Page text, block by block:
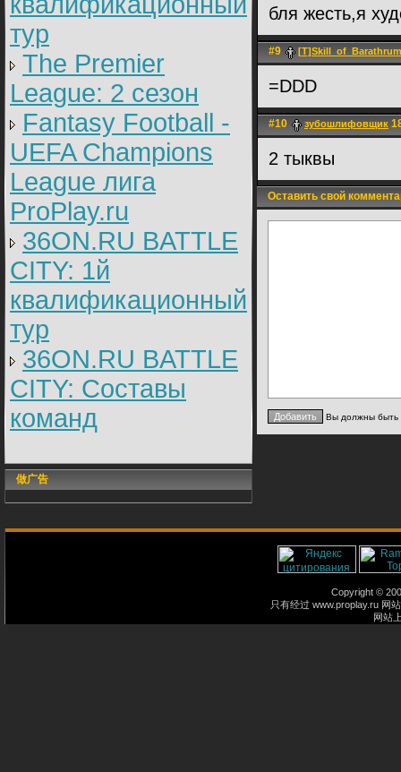
тур
The Premier
League: 2 cезон
Fantasy Football -
UEFA Champions
League лига
ProPlay.ru
36ON.RU BATTLE
CITY: 1й
квалификационный
тур
36ON.RU BATTLE
CITY: Составы
команд
做广告
бля жесть,я
#9 [T]Skill_of_Barathrum
=DDD
#10 зубошлифовщик
2 тыквы
Оставить свой
Вы должны быть
Copyright ©
只有经过 www.proplay.ru 网
网站